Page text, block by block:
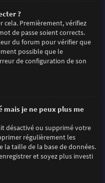
?
cela. Premièrement, vérifiez
de passe soient corrects.
du forum pour vérifier que
possible que le
de configuration de son
mais je ne peux plus me
désactivé ou supprimé votre
régulièrement les
taille de la base de données.
et soyez plus investi